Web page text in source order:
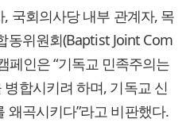
국회의사당 내부 관계자, 목
동위원회(Baptist Joint Com
페인은 “기독교 민족주의는
합시키려 하며, 기독교 신
왜곡시키다”라고 비판했다.